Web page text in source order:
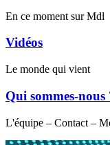
En ce moment sur Mdl
Vidéos
Le monde qui vient
Qui sommes-nous
L'équipe – Contact –